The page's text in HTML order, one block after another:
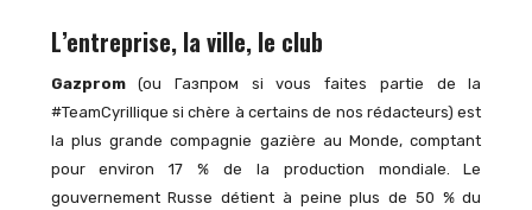
L’entreprise, la ville, le club
Gazprom(ou Газпром si vous faites partie de la
#TeamCyrillique si chère à certains de nos rédacteurs) est
la plus grande compagnie gazière au Monde, comptant
pour environ 17 % de la production mondiale. Le
gouvernement Russe détient à peine plus de 50 % du